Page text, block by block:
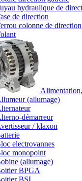
hydraulique de
de direction
colonne de direction
(allumage)
démarreur
/ klaxon
electrovannes
monopoint
(allumage)
BPGA
BSI